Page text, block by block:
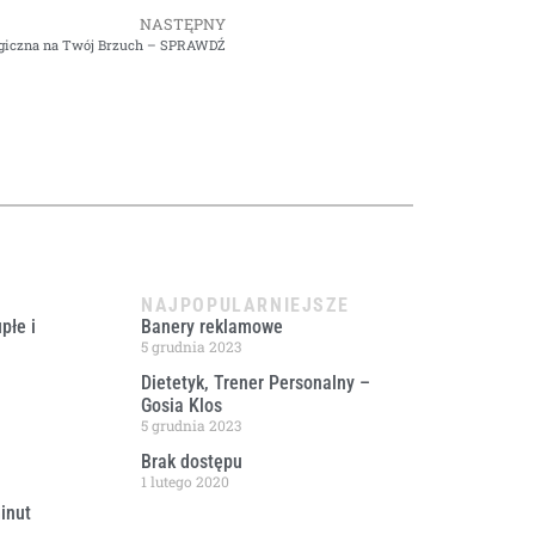
NASTĘPNY
na Twój Brzuch – SPRAWDŹ
i
NAJPOPULARNIEJSZE
Banery reklamowe
5 grudnia 2023
Dietetyk, Trener Personalny –
Gosia Klos
5 grudnia 2023
Brak dostępu
1 lutego 2020